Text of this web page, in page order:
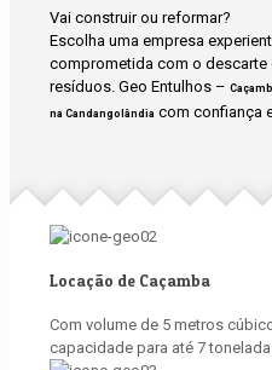
Vai construir ou reformar?
Escolha uma empresa
comprometida com o descarte
resíduos. Geo Entulhos –
na Candangolândia com confiança
Locação de Caçamba
Com volume de 5 metros
capacidade para até 7